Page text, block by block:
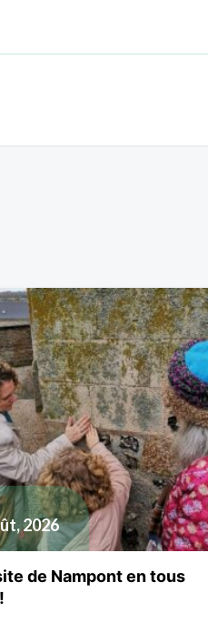
2026
de Nampont en tous